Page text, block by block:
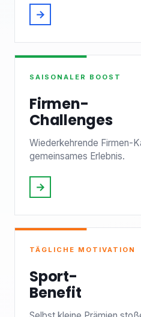
→
SAISONALER BOOST
Firmen-
Challenges
Wiederkehrende Firmen-
gemeinsames Erlebnis.
→
TÄGLICHE MOTIVATION
Sport-
Benefit